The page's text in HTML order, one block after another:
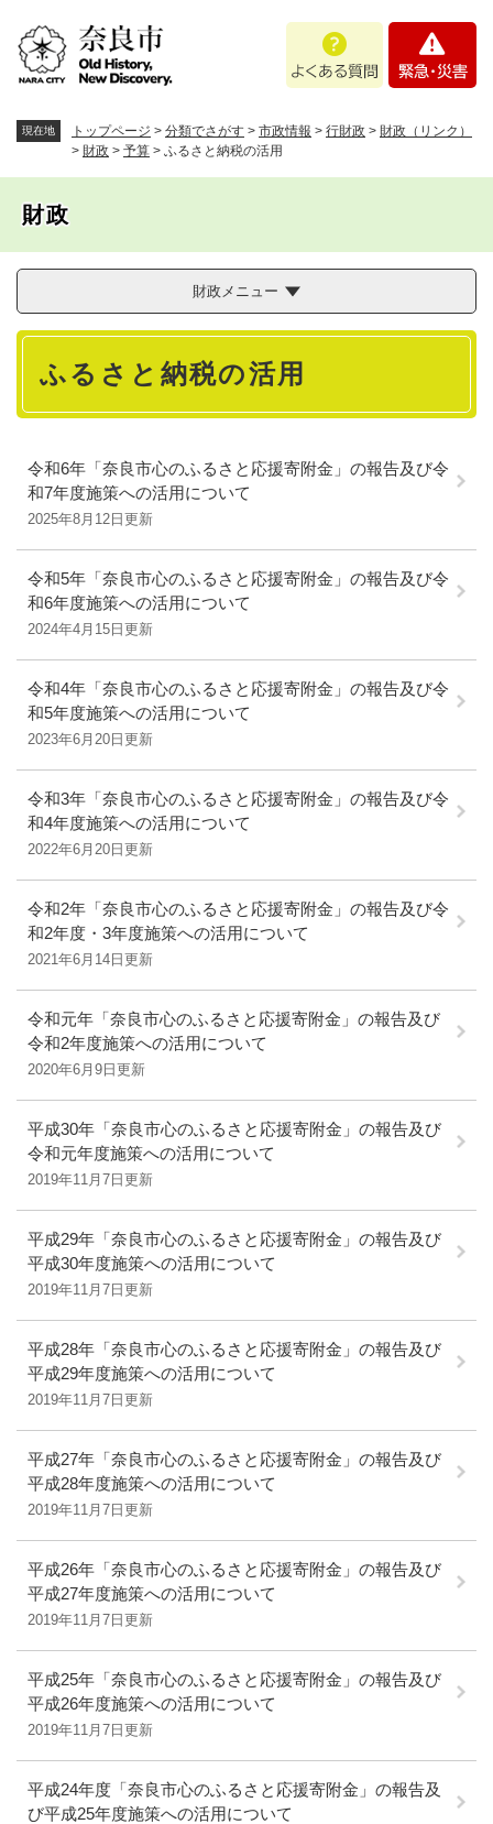
あ
問
・
現在地 トップページ > 分類でさがす > 市政情報 > 行財政 > 財政（リンク）
> 財政 > 予算 > ふるさと納税の活用
財政
財政メニュー
本
ふるさと納税の活用
令和6年「奈良市心のふるさと応援寄附金」の報告及び令
和7年度施策への活用について
2025年8月12日更新
令和5年「奈良市心のふるさと応援寄附金」の報告及び令
和6年度施策への活用について
2024年4月15日更新
令和4年「奈良市心のふるさと応援寄附金」の報告及び令
和5年度施策への活用について
2023年6月20日更新
令和3年「奈良市心のふるさと応援寄附金」の報告及び令
和4年度施策への活用について
2022年6月20日更新
令和2年「奈良市心のふるさと応援寄附金」の報告及び令
和2年度・3年度施策への活用について
2021年6月14日更新
令和元年「奈良市心のふるさと応援寄附金」の報告及び
令和2年度施策への活用について
2020年6月9日更新
平成30年「奈良市心のふるさと応援寄附金」の報告及び
令和元年度施策への活用について
2019年11月7日更新
平成29年「奈良市心のふるさと応援寄附金」の報告及び
平成30年度施策への活用について
2019年11月7日更新
平成28年「奈良市心のふるさと応援寄附金」の報告及び
平成29年度施策への活用について
2019年11月7日更新
平成27年「奈良市心のふるさと応援寄附金」の報告及び
平成28年度施策への活用について
2019年11月7日更新
平成26年「奈良市心のふるさと応援寄附金」の報告及び
平成27年度施策への活用について
2019年11月7日更新
平成25年「奈良市心のふるさと応援寄附金」の報告及び
平成26年度施策への活用について
2019年11月7日更新
平成24年度「奈良市心のふるさと応援寄附金」の報告及
び平成25年度施策への活用について